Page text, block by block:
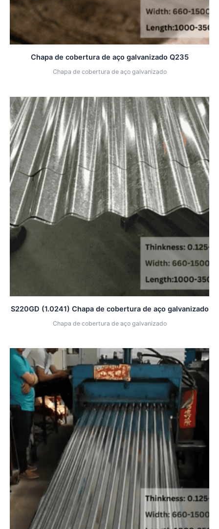
Chapa de cobertura de aço galvanizado Q235
Chapa de cobertura de aço galvanizado
S220GD (1.0241) Chapa de cobertura de aço galvanizado
Chapa de cobertura de aço galvanizado